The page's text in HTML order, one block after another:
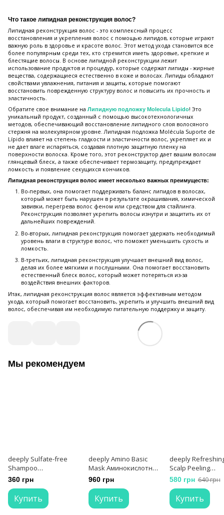
Что такое липидная реконструкция волос?
Липидная реконструкция волос - это комплексный процесс
восстановления и укрепления волос с помощью липидов, которые играют
важную роль в здоровье и красоте волос. Этот метод ухода становится все
более популярным среди тех, кто стремится иметь здоровые, крепкие и
блестящие волосы. В основе липидной реконструкции лежит
использование продуктов и процедур, которые содержат липиды - жирные
вещества, содержащиеся естественно в коже и волосах. Липиды обладают
свойствами увлажнения, питания и защиты, которые помогают
восстановить поврежденную структуру волос и повысить их прочность и
эластичность.
Обратите свое внимание на Липидную подложку Molecula Lipido! Это
уникальный продукт, созданный с помощью высокотехнологичных
методов, обеспечивающий восстановление липидного слоя волосяного
стержня на молекулярном уровне. Липидная подложка Molécula Suporte de
Lípido влияет на степень гладкости и эластичности волос, укрепляет их и
не дает влаге испаряться, создавая плотную защитную пленку на
поверхности волоска. Кроме того, этот реконструктор дает вашим волосам
глянцевый блеск, а также обеспечивает термозащиту, предупреждает
ломкость и появление секущихся кончиков.
Липидная реконструкция волос имеет несколько важных преимуществ:
Во-первых, она помогает поддерживать баланс липидов в волосах,
который может быть нарушен в результате окрашивания, химической
завивки, перегрева волос феном или средством для стайлинга.
Реконструкция позволяет укрепить волосы изнутри и защитить их от
дальнейших повреждений.
Во-вторых, липидная реконструкция помогает удержать необходимый
уровень влаги в структуре волос, что поможет уменьшить сухость и
ломкость.
В-третьих, липидная реконструкция улучшает внешний вид волос,
делая их более мягкими и послушными. Она помогает восстановить
естественный блеск волос, который может потеряться из-за
воздействия внешних факторов.
Итак, липидная реконструкция волос является эффективным методом
ухода, который помогает восстановить, укрепить и улучшить внешний вид
волос, обеспечивая им необходимую питательную поддержку и защиту.
Мы рекомендуем
deeply Sulfate-free
Shampoo
Безсульфатный
шампунь 250 мл
360 грн
Купить
deeply Amino Basic
Mask Аминокислотная
маска-подложка для
волос 300 мл
960 грн
Купить
deeply
Scalp Peeling
Освежающий
для кожи головы
мл
580 грн 640 грн
Купить